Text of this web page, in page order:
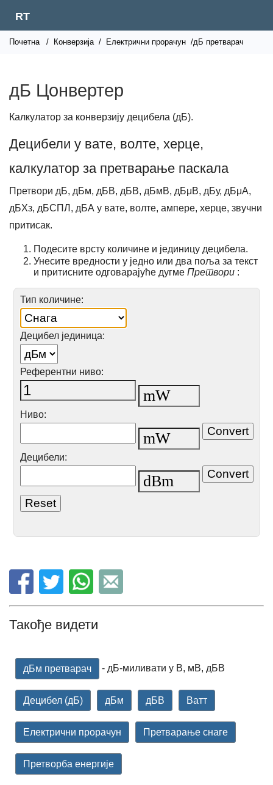
RT
Почетна / Конверзија / Електрични прорачун /дБ претварач
дБ Цонвертер
Калкулатор за конверзију децибела (дБ).
Децибели у вате, волте, херце,
калкулатор за претварање паскала
Претвори дБ, дБм, дБВ, дБВ, дБмВ, дБμВ, дБу, дБμА,
дБХз, дБСПЛ, дБА у вате, волте, ампере, херце, звучни
притисак.
Подесите врсту количине и јединицу децибела.
Унесите вредности у једно или два поља за текст
и притисните одговарајуће дугме Претвори :
Тип количине:
Децибел јединица:
Референтни ниво:
Ниво:
Децибели:
Такође видети
дБм претварач - дБ-миливати у В, мВ, дБВ
Децибел (дБ) дБм дБВ Ватт
Електрични прорачун Претварање снаге
Претворба енергије